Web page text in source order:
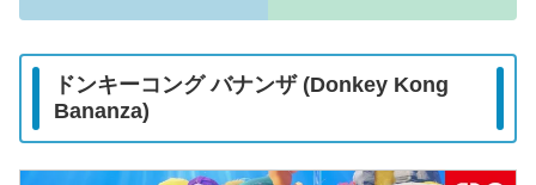
ドンキーコング バナンザ (Donkey Kong
Bananza)